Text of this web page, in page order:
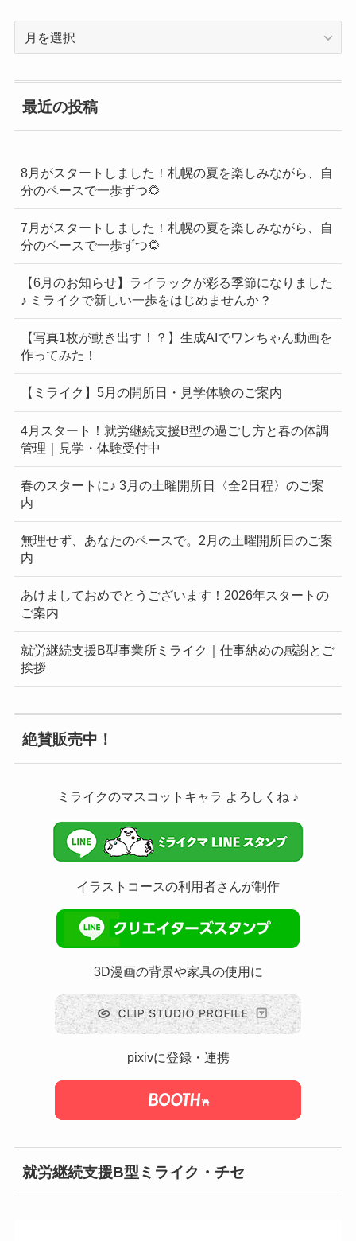
一
覧
最近の投稿
8月がスタートしました！札幌の夏を楽しみながら、自
分のペースで一歩ずつ🌻
7月がスタートしました！札幌の夏を楽しみながら、自
分のペースで一歩ずつ🌻
【6月のお知らせ】ライラックが彩る季節になりました
♪ ミライクで新しい一歩をはじめませんか？
【写真1枚が動き出す！？】生成AIでワンちゃん動画を
作ってみた！
【ミライク】5月の開所日・見学体験のご案内
4月スタート！就労継続支援B型の過ごし方と春の体調
管理｜見学・体験受付中
春のスタートに♪ 3月の土曜開所日〈全2日程〉のご案
内
無理せず、あなたのペースで。2月の土曜開所日のご案
内
あけましておめでとうございます！2026年スタートの
ご案内
就労継続支援B型事業所ミライク｜仕事納めの感謝とご
挨拶
絶賛販売中！
ミライクのマスコットキャラ よろしくね ♪
イラストコースの利用者さんが制作
3D漫画の背景や家具の使用に
pixivに登録・連携
就労継続支援B型ミライク・チセ